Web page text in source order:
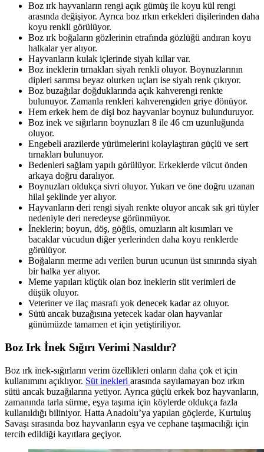
Boz ırk hayvanların rengi açık gümüş ile koyu kül rengi
arasında değişiyor. Ayrıca boz ırkın erkekleri dişilerinden daha
koyu renkli görülüyor.
Boz ırk boğaların gözlerinin etrafında gözlüğü andıran koyu
halkalar yer alıyor.
Hayvanların kulak içlerinde siyah kıllar var.
Boz ineklerin tırnakları siyah renkli oluyor. Boynuzlarının
dipleri sarımsı beyaz olurken uçları ise siyah renk çıkıyor.
Boz buzağılar doğduklarında açık kahverengi renkte
bulunuyor. Zamanla renkleri kahverengiden griye dönüyor.
Hem erkek hem de dişi boz hayvanlar boynuz bulunduruyor.
Boz inek ve sığırların boynuzları 8 ile 46 cm uzunluğunda
oluyor.
Engebeli arazilerde yürümelerini kolaylaştıran güçlü ve sert
tırnakları bulunuyor.
Bedenleri sağlam yapılı görülüyor. Erkeklerde vücut önden
arkaya doğru daralıyor.
Boynuzları oldukça sivri oluyor. Yukarı ve öne doğru uzanan
hilal şeklinde yer alıyor.
Hayvanların deri rengi siyah renkte oluyor ancak sık gri tüyler
nedeniyle deri neredeyse görünmüyor.
İneklerin; boyun, döş, göğüs, omuzların alt kısımları ve
bacaklar vücudun diğer yerlerinden daha koyu renklerde
görülüyor.
Boğaların merme adı verilen burun ucunun üst sınırında siyah
bir halka yer alıyor.
Meme yapıları küçük olan boz ineklerin süt verimleri de
düşük oluyor.
Veteriner ve ilaç masrafı yok denecek kadar az oluyor.
Sütü ancak buzağısına yetecek kadar olan hayvanlar
günümüzde tamamen et için yetiştiriliyor.
Boz Irk İnek Sığırı Verimi Nasıldır?
Boz ırk inek-sığırların verim özellikleri onların daha çok et için
kullanımını açıklıyor. Süt inekleri arasında sayılamayan boz ırkın
sütü ancak buzağılarına yetiyor. Ayrıca güçlü erkek boz hayvanların,
zamanında tarla sürme, eşya taşıma için köylerde oldukça fazla
kullanıldığı biliniyor. Hatta Anadolu’ya yapılan göçlerde, Kurtuluş
Savaşı sırasında boz hayvanların eşya ve cephane taşımacılığı için
tercih edildiği kayıtlara geçiyor.